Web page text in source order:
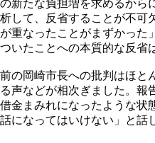
新たな負担増を求めるから
して、反省することが不可
重なったことがまずかった
いたことへの本質的な反省
の岡崎市長への批判はほと
声などが相次ぎました。報
金まみれになったような状
になってはいけない」と話